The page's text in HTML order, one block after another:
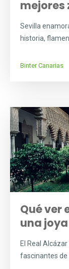
mejores
Sevilla
historia,
Binter Canarias
Qué ver
una
El Real
fascinantes de